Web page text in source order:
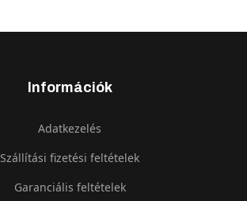
Információk
Adatkezelés
Szállítási fizetési feltételek
Garanciális feltételek